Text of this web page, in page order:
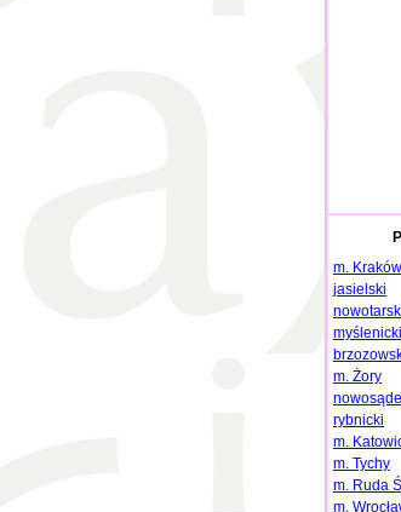
m. Kraków
jasielski
myślenicki
m. Żory
rybnicki
m.
m. Tychy
m. Ruda
m.